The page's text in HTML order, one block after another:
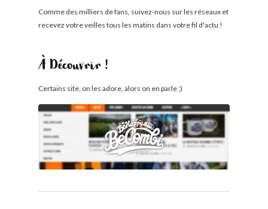
Comme des milliers de fans, suivez-nous sur les réseaux et
recevez votre veilles tous les matins dans votre fil d'actu !
À Découvrir !
Certains site, on les adore, alors on en parle ;)